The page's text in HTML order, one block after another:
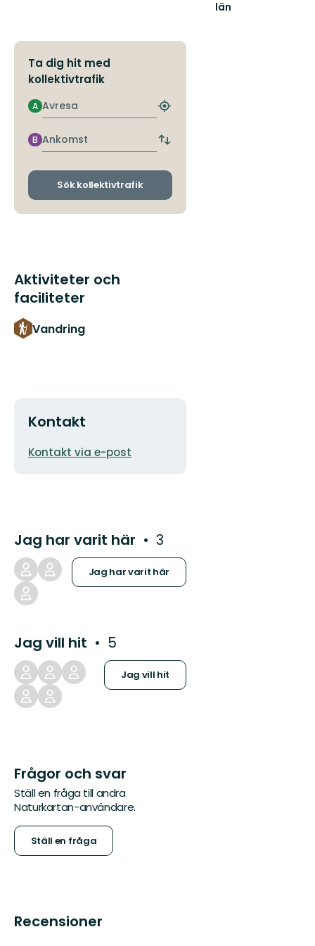
Ta dig hit med
kollektivtrafik
Avresa
A
Hitta
hållplats
Ankomst
B
Byt
och
Sök kollektivtrafik
Aktiviteter och
faciliteter
Vandring
Kontakt
E-
Kontakt via e-post
Jag har varit här 3
Jag har varit här
Jag vill hit 5
Jag vill hit
Frågor och svar
Ställ en fråga till andra
Naturkartan-användare.
Ställ en fråga
Recensioner
län